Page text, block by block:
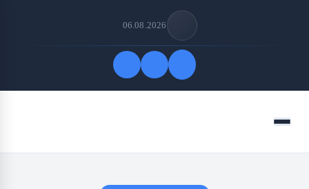
06.08.2026
Меню